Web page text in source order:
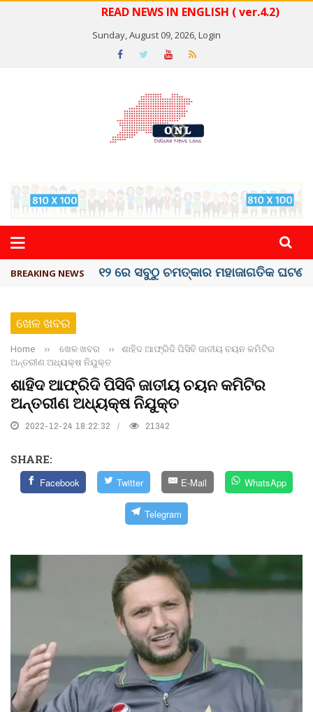
READ NEWS IN ENGLISH ( ver.4.2)
Sunday, August 09, 2026,Login
BREAKING NEWS କେରଳରେ ‘ରାଟ୍ ଫିଭର୍’ ଆତଙ୍କ, ୫୮ ମୃତ
ଖେଳ ଖବର
Home ›› ଖେଳ ଖବର ››
ଶାହିଦ ଆଫ୍ରିଦି ପିସିବି ଜାତୀୟ ଚୟନ କମିଟିର
ଅନ୍ତରୀଣ ଅଧ୍ୟକ୍ଷ ନିଯୁକ୍ତ
ଶାହିଦ ଆଫ୍ରିଦି ପିସିବି ଜାତୀୟ ଚୟନ କମିଟିର
ଅନ୍ତରୀଣ ଅଧ୍ୟକ୍ଷ ନିଯୁକ୍ତ
2022-12-24 18:22:32 21342
SHARE:
Facebook Twitter E-Mail WhatsApp
Telegram